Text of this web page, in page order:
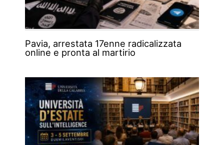
Pavia, arrestata 17enne radicalizzata
online e pronta al martirio